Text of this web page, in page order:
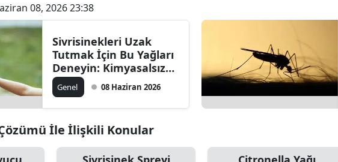
08, 2026 23:38
Sivrisinekleri Uzak
Tutmak İçin Bu Yağları
Deneyin: Kimyasalsız
Yaz Formülü
Genel 08 Haziran 2026
İle İlişkili Konular